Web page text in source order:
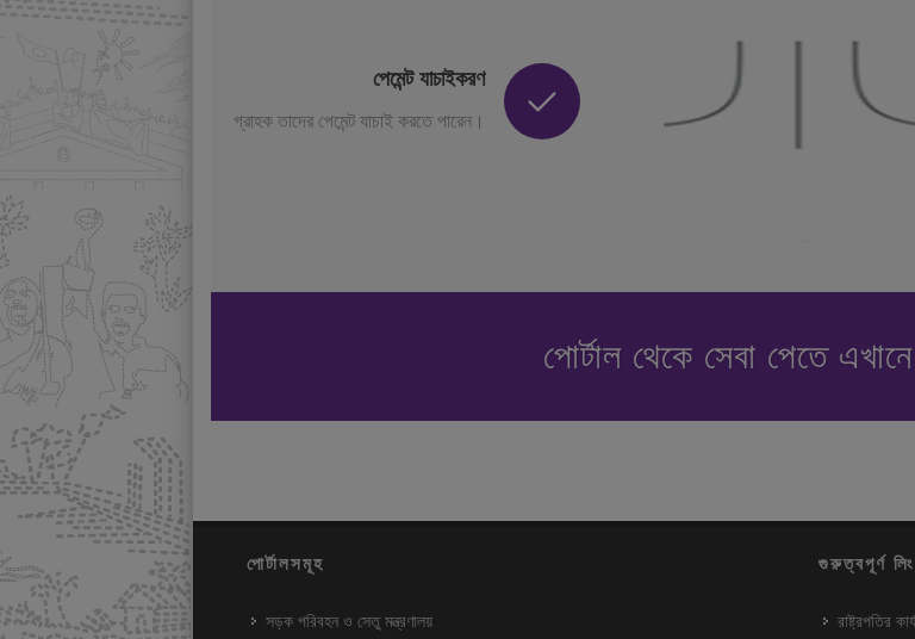
পেমেন্ট যাচাইকরণ
গ্রাহক তাদের পেমেন্ট যাচাই করতে পারেন।
পোর্টাল থেকে সেবা পেতে
পোর্টালসমূহ
সড়ক পরিবহন ও সেতু মন্ত্রণালয়
গুরুত্বপূর্ণ
রাষ্ট্রপতির